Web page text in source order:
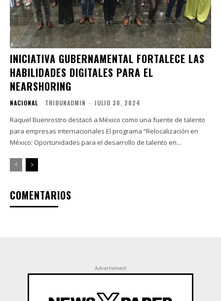
INICIATIVA GUBERNAMENTAL FORTALECE LAS
HABILIDADES DIGITALES PARA EL
NEARSHORING
NACIONAL TRIBUNADMIN - JULIO 30, 2024
Raquel Buenrostro destacó a México como una fuente de talento
para empresas internacionales El programa “Relocalización en
México: Oportunidades para el desarrollo de talento en...
COMENTARIOS
Advertisment